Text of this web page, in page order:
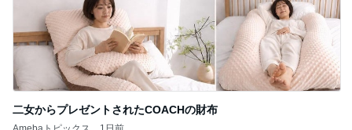
二女からプレゼントされたCOACHの財布